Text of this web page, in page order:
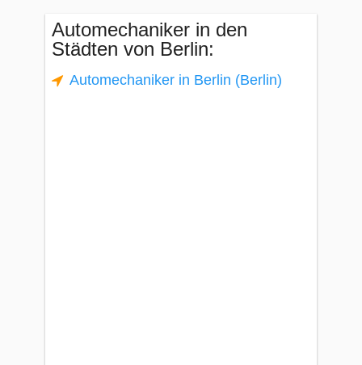
Automechaniker in den
Städten von Berlin:
Automechaniker in Berlin (Berlin)